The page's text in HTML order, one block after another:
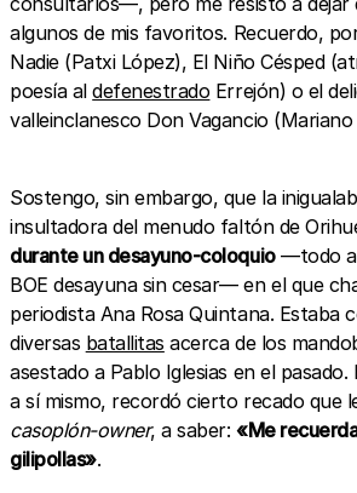
algunos de mis favoritos. Recuerdo,
Nadie (Patxi López), El Niño Césped
poesía aldefenestrado Errejón) o el
valleinclanesco Don Vagancio (Mariano
Sostengo, sin embargo, que la
insultadora del menudo faltón de
durante un desayuno-coloquio—todo
BOE desayuna sin cesar— en el que
periodista Ana Rosa Quintana. Estaba
diversas batallitas acerca de los
asestado a Pablo Iglesias en el
a sí mismo, recordó cierto recado que
casoplón-owner, a saber:«Me
gilipollas».